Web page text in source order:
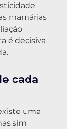
mamárias
é decisiva
cada
uma
sim